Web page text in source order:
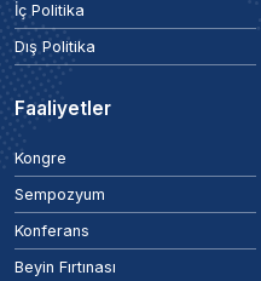
İç Politika
Dış Politika
Faaliyetler
Kongre
Sempozyum
Konferans
Beyin Fırtınası